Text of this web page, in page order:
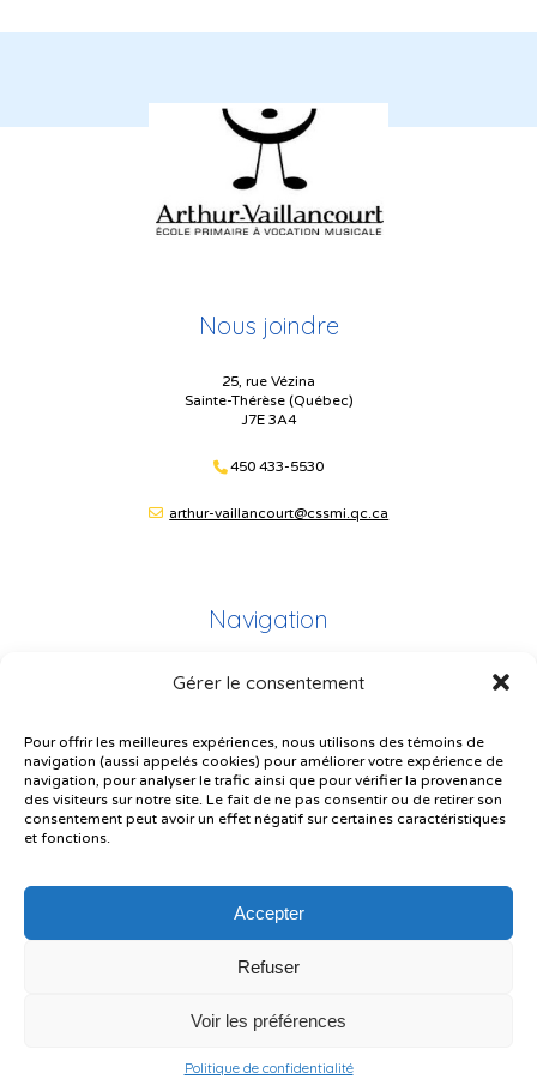
Gérer le consentement
Pour offrir les meilleures expériences, nous utilisons des témoins de
navigation (aussi appelés cookies) pour améliorer votre expérience de
navigation, pour analyser le trafic ainsi que pour vérifier la provenance
des visiteurs sur notre site. Le fait de ne pas consentir ou de retirer son
consentement peut avoir un effet négatif sur certaines caractéristiques
et fonctions.
Accepter
Refuser
Voir les préférences
Politique de confidentialité
Nous joindre
25, rue Vézina
Sainte-Thérèse (Québec)
J7E 3A4
450 433-5530
arthur-vaillancourt@cssmi.qc.ca
Navigation
Plan du site
Plainte – service à l’élève
Politique de confidentialité
Le CSSMI autorise certaines intelligences artificielles contrôlées et
pourraient avoir été utilisés pour soutenir la rédaction de ce contenu.